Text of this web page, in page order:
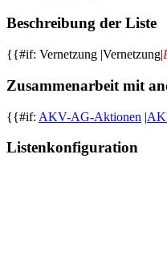
Beschreibung der Liste
{{#if: Vernetzung |Vernetzung|
Zusammenarbeit mit
{{#if: AKV-AG-Aktionen |
Listenkonfiguration